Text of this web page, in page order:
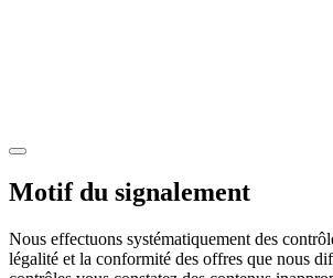
Motif du signalement
Nous effectuons systématiquement des
légalité et la conformité des offres que nous